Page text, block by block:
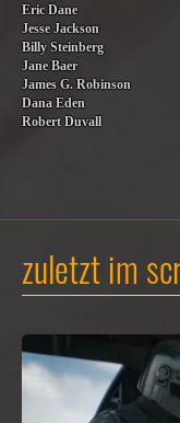
Eric Dane
Jesse Jackson
Billy Steinberg
Jane Baer
James G. Robinson
Dana Eden
Robert Duvall
zuletzt im